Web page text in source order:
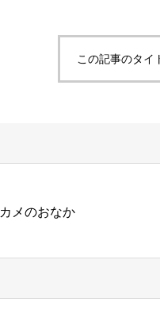
この記事のタイ
カメのおなか